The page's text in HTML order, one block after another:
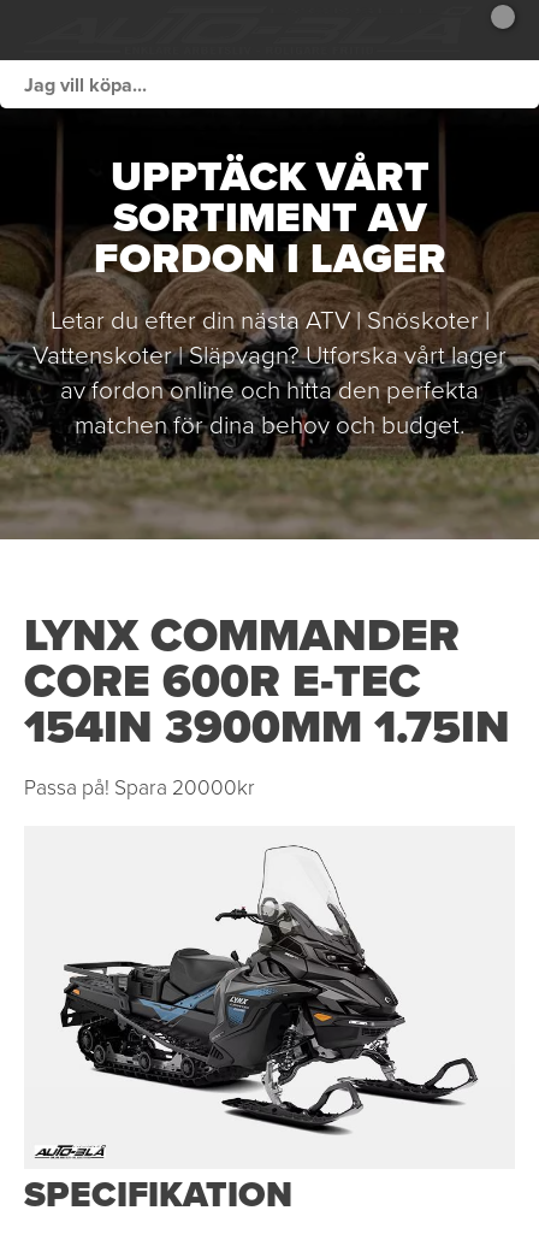
UPPTÄCK VÅRT
SORTIMENT AV
FORDON I LAGER
Letar du efter din nästa ATV | Snöskoter |
Vattenskoter | Släpvagn? Utforska vårt lager
av fordon online och hitta den perfekta
matchen för dina behov och budget.
LYNX COMMANDER
CORE 600R E-TEC
154IN 3900MM 1.75IN
Passa på! Spara 20000kr
SPECIFIKATION